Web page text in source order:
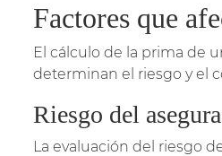
Factores que
El cálculo de la prima de
determinan el riesgo y el
Riesgo del
La evaluación del riesgo